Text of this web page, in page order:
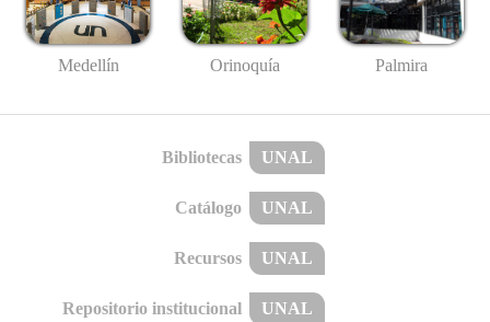
Medellín Orinoquía Palmira
Bibliotecas UNAL
Catálogo UNAL
Recursos UNAL
Repositorio institucional UNAL